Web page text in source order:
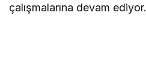
çalışmalarına devam ediyor.